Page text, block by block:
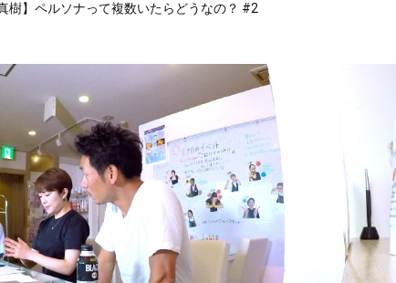
樹】ペルソナって複数いたらどうなの？ #2